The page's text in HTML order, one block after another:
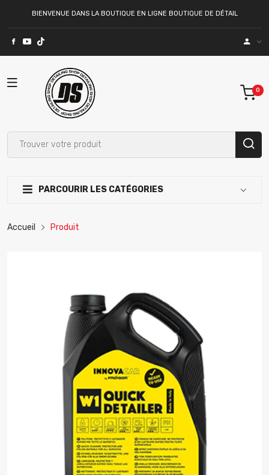
BIENVENUE DANS LA BOUTIQUE EN LIGNE BOUTIQUE DE DÉTAIL
PARCOURIR LES CATÉGORIES
Accueil Produit